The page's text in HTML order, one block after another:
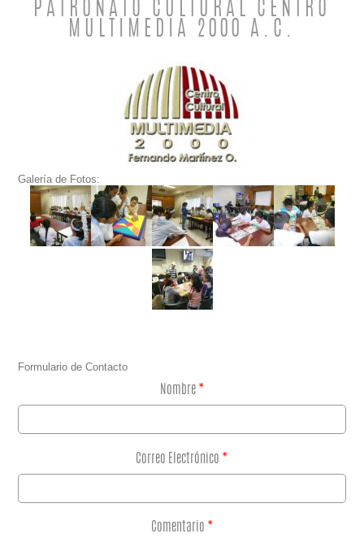
PATRONATO CULTURAL CENTRO
MULTIMEDIA 2000 A.C.
Galería de Fotos:
Formulario de Contacto
Nombre *
Correo Electrónico *
Comentario *